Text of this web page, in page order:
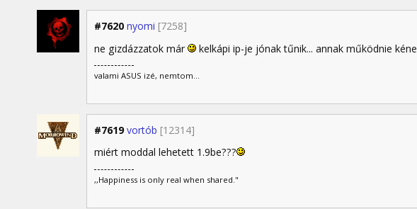
#7620 nyomi [7258]
ne gizdázzatok már
kelkápi ip-je jónak tűnik... annak működnie kéne
valami ASUS izé, nemtom...
#7619 vortób [12314]
miért moddal lehetett 1.9be???
,,Happiness is only real when shared."